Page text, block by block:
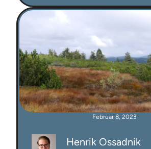
Februar 8, 2023
Henrik Ossadnik